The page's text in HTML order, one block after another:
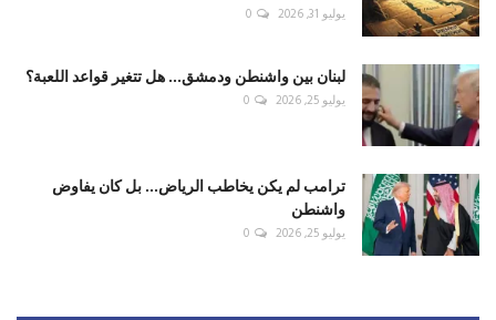
يوليو 31, 2026 0
لبنان بين واشنطن ودمشق... هل تتغير قواعد اللعبة؟
يوليو 25, 2026 0
ترامب لم يكن يخاطب الرياض... بل كان يفاوض
واشنطن
يوليو 25, 2026 0